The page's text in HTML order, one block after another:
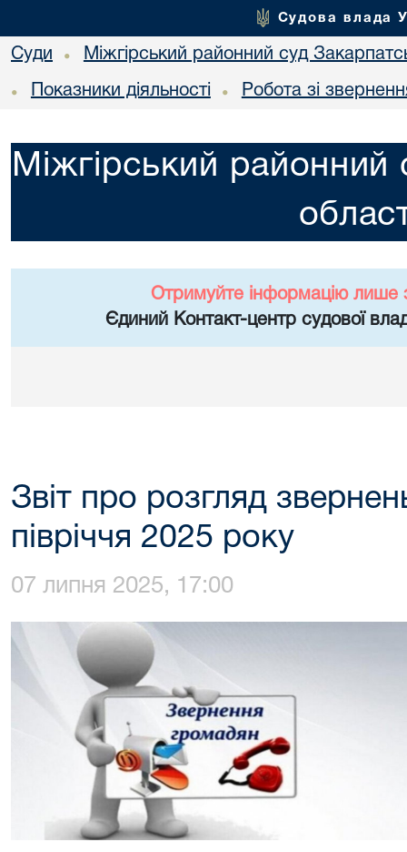
Судова влада
Суди • Міжгірський районний суд
• Показники діяльності • Робота зі
Міжгірський районний
Отримуйте інформацію лише
Єдиний Контакт-центр судової
Звіт про розгляд
півріччя 2025 року
07 липня 2025, 17:00